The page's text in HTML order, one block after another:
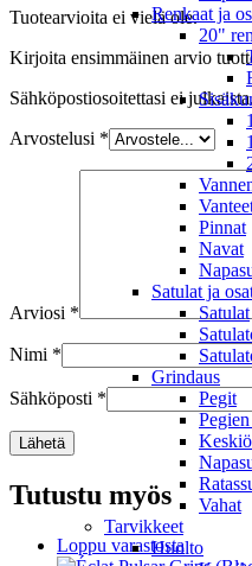
Renkaat ja
20"
Pinnat
Navat
Satulat ja
Satulat
Grindaus
Pegit
Vahat
Tarvikkeet
Huolto
Tuotearvioita ei vielä ole.
Kirjoita ensimmäinen arvio
Sähköpostiosoitettasi ei
Arvostelusi *
Arviosi *
Nimi *
Sähköposti *
Tutustu myös
Loppu varastosta